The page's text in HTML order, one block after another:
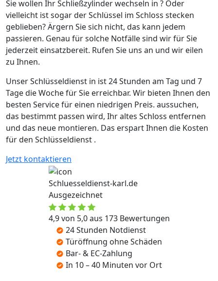
Sie wollen Ihr Schließzylinder wechseln in ? Oder
vielleicht ist sogar der Schlüssel im Schloss stecken
geblieben? Ärgern Sie sich nicht, das kann jedem
passieren. Genau für solche Notfälle sind wir für Sie
jederzeit einsatzbereit. Rufen Sie uns an und wir eilen
zu Ihnen.
Unser Schlüsseldienst in ist 24 Stunden am Tag und 7
Tage die Woche für Sie erreichbar. Wir bieten Ihnen den
besten Service für einen niedrigen Preis. aussuchen,
das bestimmt passen wird, Ihr altes Schloss entfernen
und das neue montieren. Das erspart Ihnen die Kosten
für den Schlüsseldienst .
Jetzt kontaktieren
Schluesseldienst-karl.de
Ausgezeichnet
4,9 von 5,0 aus 173 Bewertungen
24 Stunden Notdienst
Türöffnung ohne Schäden
Bar- & EC-Zahlung
In 10 – 40 Minuten vor Ort